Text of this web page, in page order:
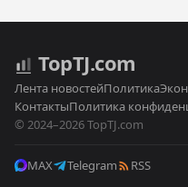
TopTJ.com
Лента новостейПолитика
КонтактыПолитика
© 2024–2026 TopTJ.com
MAX Telegram RSS